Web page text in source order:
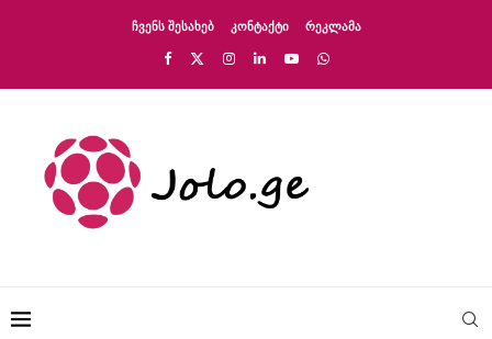
ᲩᲕᲔᲜᲡ ᲨᲔᲡᲐᲮᲔᲑ ᲙᲝᲜᲢᲐᲥᲢᲘ ᲠᲔᲙᲚᲐᲛᲐ